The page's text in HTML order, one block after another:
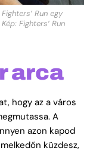
Run egy
Fighters’ Run
arca
hogy az a város
A
azon kapod
küzdesz,